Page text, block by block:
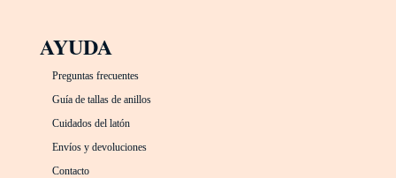
AYUDA
Preguntas frecuentes
Guía de tallas de anillos
Cuidados del latón
Envíos y devoluciones
Contacto